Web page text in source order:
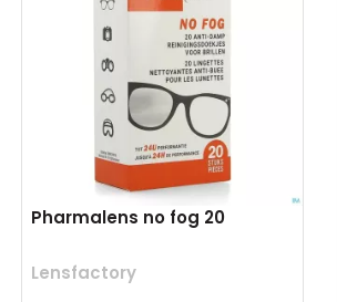
Pharmalens no fog 20
Lensfactory